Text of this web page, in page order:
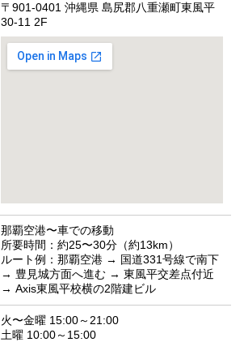
〒901-0401 沖縄県 島尻郡八重瀬町東風平
30-11 2F
那覇空港〜車での移動
所要時間：約25〜30分（約13km）
ルート例：那覇空港 → 国道331号線で南下
→ 豊見城方面へ進む → 東風平交差点付近
→ Axis東風平校横の2階建ビル
火〜金曜 15:00～21:00
土曜 10:00～15:00